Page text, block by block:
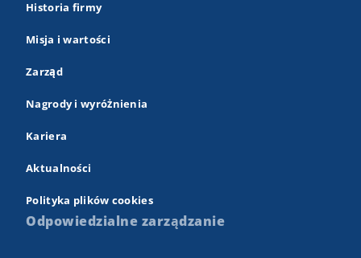
Historia firmy
Misja i wartości
Zarząd
Nagrody i wyróżnienia
Kariera
Aktualności
Polityka plików cookies
Odpowiedzialne zarządzanie